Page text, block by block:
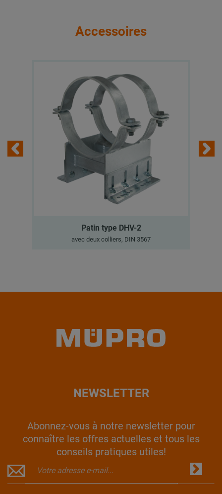
Accessoires
Patin type DHV-2
avec deux colliers, DIN 3567
NEWSLETTER
Abonnez-vous à notre newsletter pour
connaître les offres actuelles et tous les
conseils pratiques utiles!